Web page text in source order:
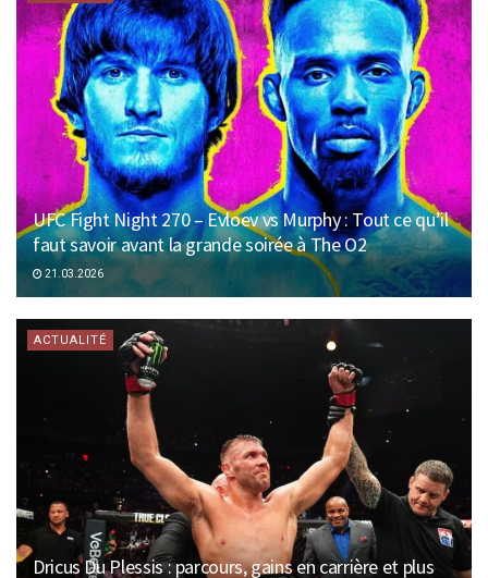
UFC Fight Night 270 – Evloev vs Murphy : Tout ce qu’il
faut savoir avant la grande soirée à The O2
21.03.2026
ACTUALITÉ
Dricus Du Plessis : parcours, gains en carrière et plus